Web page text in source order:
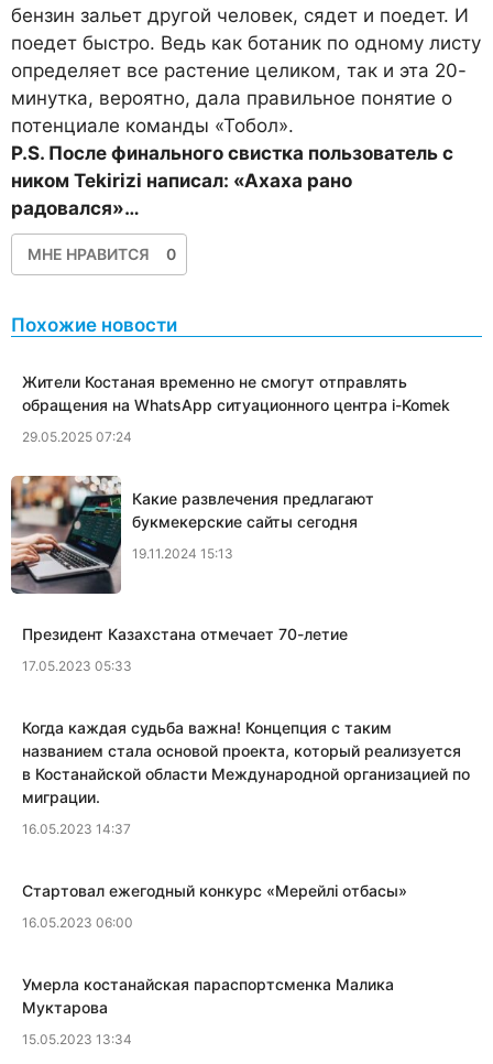
бензин зальет другой человек, сядет и поедет. И
поедет быстро. Ведь как ботаник по одному листу
определяет все растение целиком, так и эта 20-
минутка, вероятно, дала правильное понятие о
потенциале команды «Тобол».
P.S. После финального свистка пользователь с
ником Tekirizi написал: «Ахаха рано
радовался»…
МНЕ НРАВИТСЯ 0
Похожие новости
Жители Костаная временно не смогут отправлять
обращения на WhatsApp ситуационного центра i-Komek
29.05.2025 07:24
Какие развлечения предлагают
букмекерские сайты сегодня
19.11.2024 15:13
Президент Казахстана отмечает 70-летие
17.05.2023 05:33
Когда каждая судьба важна! Концепция с таким
названием стала основой проекта, который реализуется
в Костанайской области Международной организацией по
миграции.
16.05.2023 14:37
​Стартовал ежегодный конкурс «Мерейлi отбасы»
16.05.2023 06:00
​Умерла костанайская параспортсменка Малика
Муктарова
15.05.2023 13:34